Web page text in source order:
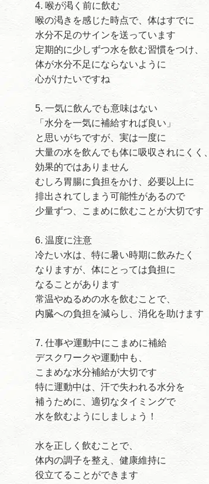
4. 喉が渇く前に飲む
喉の渇きを感じた時点で、体はすでに
水分不足のサインを送っています
定期的に少しずつ水を飲む習慣をつけ、
体が水分不足にならないように
心がけたいですね
5. 一気に飲んでも意味はない
「水分を一気に補給すれば良い」
と思いがちですが、実は一度に
大量の水を飲んでも体に吸収されにくく、
効果的ではありません
むしろ胃腸に負担をかけ、必要以上に
排出されてしまう可能性があるので
少量ずつ、こまめに飲むことが大切です
6. 温度に注意
冷たい水は、特に暑い時期に飲みたく
なりますが、体にとっては負担に
なることがあります
常温やぬるめの水を飲むことで、
内臓への負担を減らし、消化を助けます
7. 仕事や運動中にこまめに補給
デスクワークや運動中も、
こまめな水分補給が大切です
特に運動中は、汗で失われる水分を
補うために、適切なタイミングで
水を飲むようにしましょう！
水を正しく飲むことで、
体内の調子を整え、健康維持に
役立てることができます